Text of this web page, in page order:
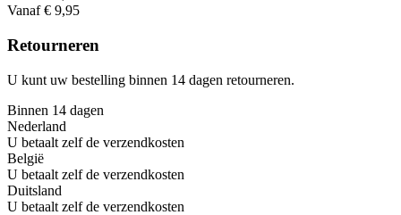
Vanaf € 9,95
Retourneren
U kunt uw bestelling binnen 14 dagen retourneren.
Binnen 14 dagen
Nederland
U betaalt zelf de verzendkosten
België
U betaalt zelf de verzendkosten
Duitsland
U betaalt zelf de verzendkosten